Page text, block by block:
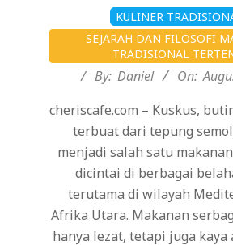
08-
KULINER
SEJARAH DAN FILOSOFI
TRADISIONAL
By: Daniel On:
cheriscafe.com – Kuskus,
terbuat dari tepung
menjadi salah satu
dicintai di berbagai
terutama di wilayah
Afrika Utara. Makanan
hanya lezat, tetapi juga kaya